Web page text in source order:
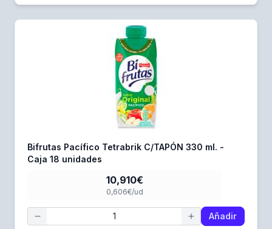
Bifrutas Pacífico Tetrabrik C/TAPÓN 330 ml. -
Caja 18 unidades
10,910€
0,606€/ud
Añadir